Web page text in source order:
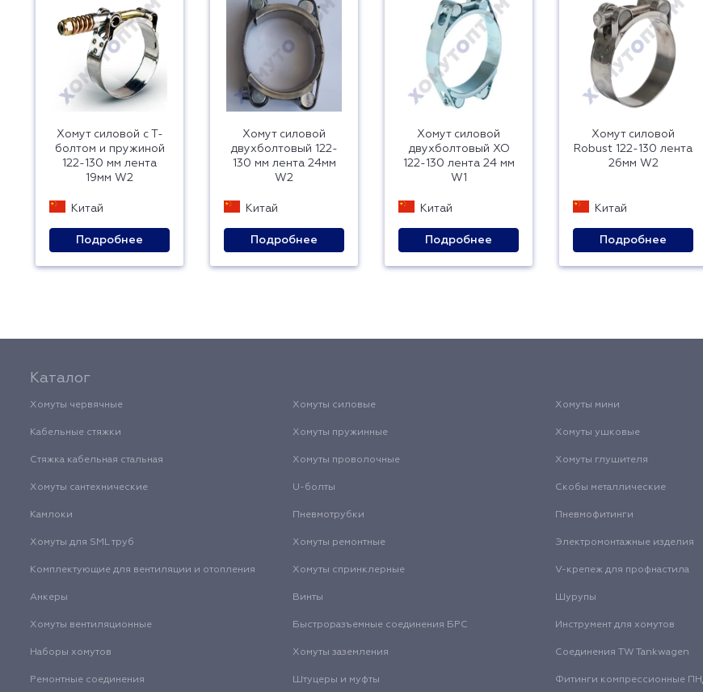
Хомут силовой с Т-
болтом и пружиной
122-130 мм лента
19мм W2
Китай
Подробнее
Хомут силовой
двухболтовый 122-
130 мм лента 24мм
W2
Китай
Подробнее
Хомут силовой
двухболтовый ХО
122-130 лента 24 мм
W1
Китай
Подробнее
Хомут силовой
Robust 122-130 лента
26мм W2
Китай
Подробнее
Каталог
Хомуты червячные Хомуты силовые Хомуты мини
Кабельные стяжки Хомуты пружинные Хомуты ушковые
Стяжка кабельная стальная Хомуты проволочные Хомуты глушителя
Хомуты сантехнические U-болты Скобы металлические
Камлоки Пневмотрубки Пневмофитинги
Хомуты для SML труб Хомуты ремонтные Электромонтажные изделия
Комплектующие для вентиляции и отопления Хомуты спринклерные V-крепеж для профнастила
Анкеры Винты Шурупы
Хомуты вентиляционные Быстроразъемные соединения БРС Инструмент для хомутов
Наборы хомутов Хомуты заземления Соединения TW Tankwagen
Ремонтные соединения Штуцеры и муфты Фитинги компрессионные